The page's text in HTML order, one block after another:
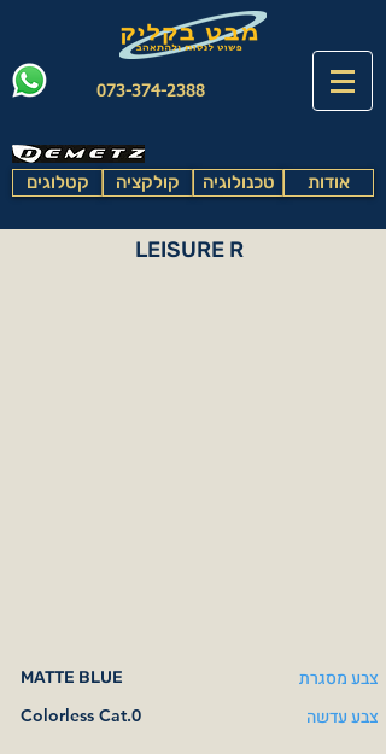
073-374-2388
קטלוגים קולקציה טכנולוגיה אודות
LEISURE R
MATTE BLUE צבע מסגרת
Colorless Cat.0 צבע עדשה